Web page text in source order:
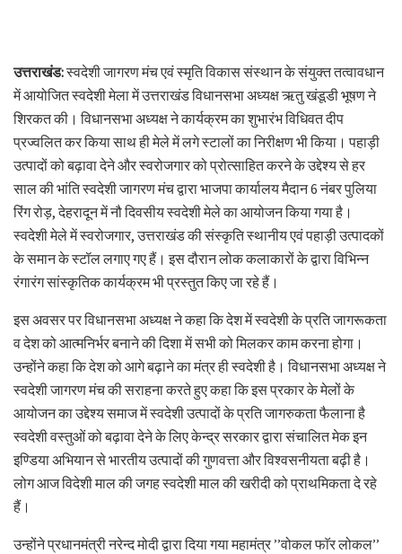
उत्तराखंड:स्वदेशी जागरण मंच एवं स्मृति विकास संस्थान के संयुक्त तत्वावधान
में आयोजित स्वदेशी मेला में उत्तराखंड विधानसभा अध्यक्ष ऋतु खंडूडी भूषण ने
शिरकत की। विधानसभा अध्यक्ष ने कार्यक्रम का शुभारंभ विधिवत दीप
प्रज्वलित कर किया साथ ही मेले में लगे स्टालों का निरीक्षण भी किया। पहाड़ी
उत्पादों को बढ़ावा देने और स्वरोजगार को प्रोत्साहित करने के उद्देश्य से हर
साल की भांति स्वदेशी जागरण मंच द्वारा भाजपा कार्यालय मैदान 6 नंबर पुलिया
रिंग रोड़, देहरादून में नौ दिवसीय स्वदेशी मेले का आयोजन किया गया है।
स्वदेशी मेले में स्वरोजगार, उत्तराखंड की संस्कृति स्थानीय एवं पहाड़ी उत्पादकों
के समान के स्टॉल लगाए गए हैं। इस दौरान लोक कलाकारों के द्वारा विभिन्न
रंगारंग सांस्कृतिक कार्यक्रम भी प्रस्तुत किए जा रहे हैं।
इस अवसर पर विधानसभा अध्यक्ष ने कहा कि देश में स्वदेशी के प्रति जागरूकता
व देश को आत्मनिर्भर बनाने की दिशा में सभी को मिलकर काम करना होगा।
उन्होंने कहा कि देश को आगे बढ़ाने का मंत्र ही स्वदेशी है। विधानसभा अध्यक्ष ने
स्वदेशी जागरण मंच की सराहना करते हुए कहा कि इस प्रकार के मेलों के
आयोजन का उद्देश्य समाज में स्वदेशी उत्पादों के प्रति जागरुकता फैलाना है
स्वदेशी वस्तुओं को बढ़ावा देने के लिए केन्द्र सरकार द्वारा संचालित मेक इन
इण्डिया अभियान से भारतीय उत्पादों की गुणवत्ता और विश्वसनीयता बढ़ी है।
लोग आज विदेशी माल की जगह स्वदेशी माल की खरीदी को प्राथमिकता दे रहे
हैं।
उन्होंने प्रधानमंत्री नरेन्द मोदी द्वारा दिया गया महामंत्र ’’वोकल फाॅर लोकल’’